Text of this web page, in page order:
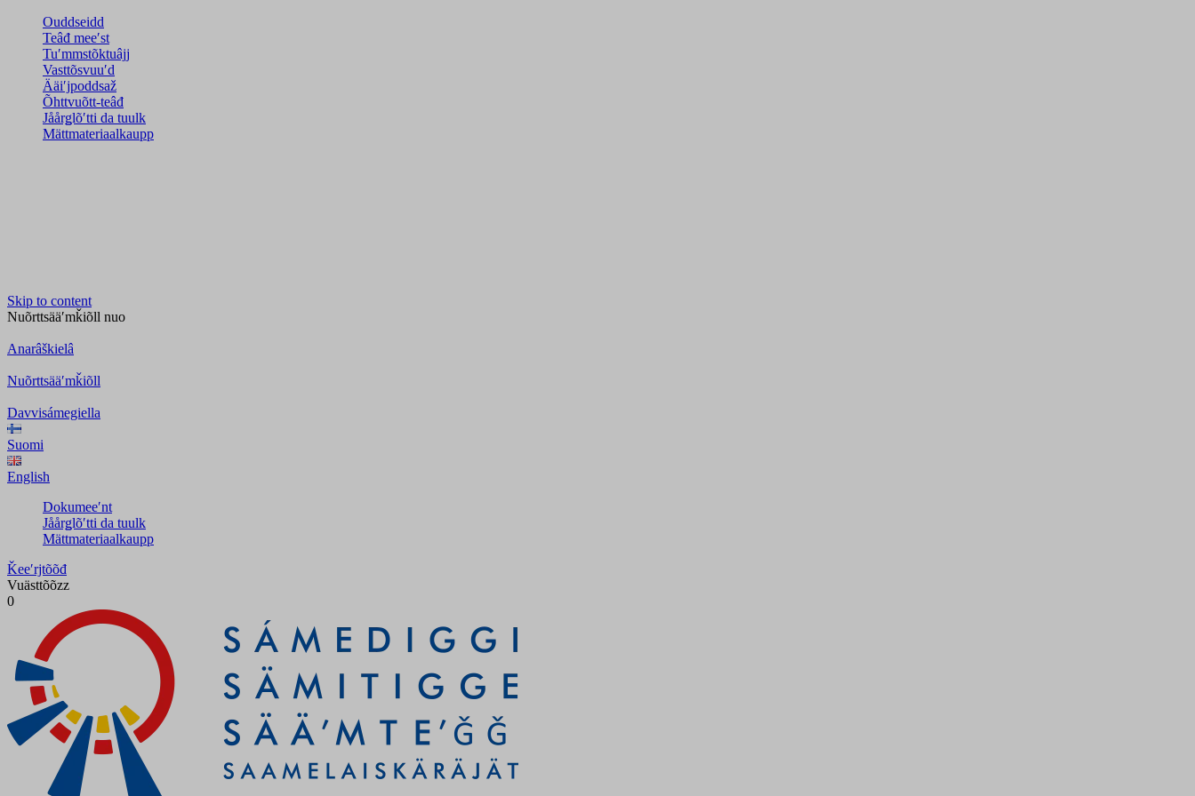
Ouddseidd
Teâđ meeʹst
Tuʹmmstõktuâjj
Vasttõsvuuʹd
Ääiʹjpoddsaž
Õhttvuõtt-teâđ
Jåårǥlõʹtti da tuulk
Mättmateriaalkaupp
Skip to content
Nuõrttsääʹmǩiõll nuo
Anarâškielâ
Nuõrttsääʹmǩiõll
Davvisámegiella
Suomi
English
Dokumeeʹnt
Jåårǥlõʹtti da tuulk
Mättmateriaalkaupp
Ǩeeʹrjtõõđ
Vuästtõõzz
0